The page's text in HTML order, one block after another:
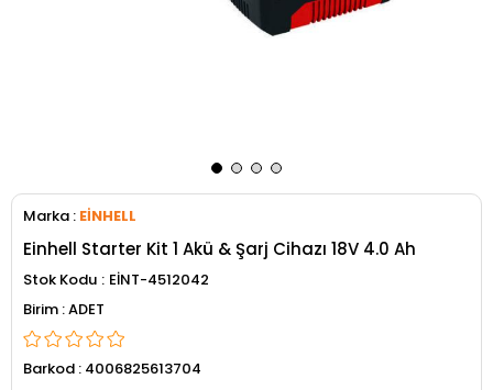
Marka : EİNHELL
Einhell Starter Kit 1 Akü & Şarj Cihazı 18V 4.0 Ah
Stok Kodu
EİNT-4512042
ADET
Barkod : 4006825613704